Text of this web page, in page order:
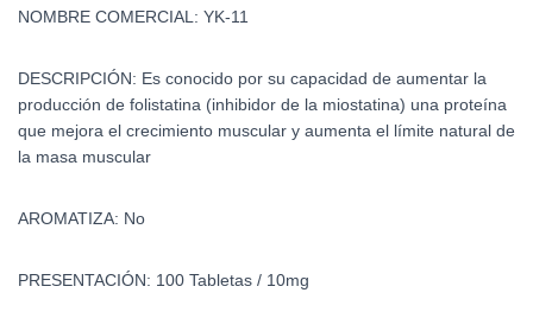
NOMBRE COMERCIAL: YK-11
DESCRIPCIÓN: Es conocido por su capacidad de aumentar la
producción de folistatina (inhibidor de la miostatina) una proteína
que mejora el crecimiento muscular y aumenta el límite natural de
la masa muscular
AROMATIZA: No
PRESENTACIÓN: 100 Tabletas / 10mg